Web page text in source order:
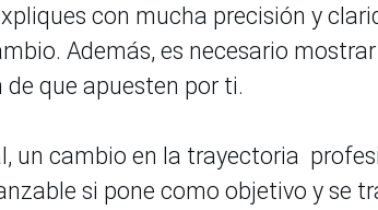
con mucha precisión y
Además, es necesario
que apuesten por ti.
un cambio en la trayectoria
si pone como objetivo y se